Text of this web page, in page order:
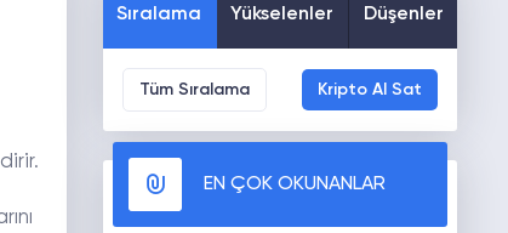
Sıralama Yükselenler Düşenler
Tüm Sıralama Kripto Al Sat
EN ÇOK OKUNANLAR